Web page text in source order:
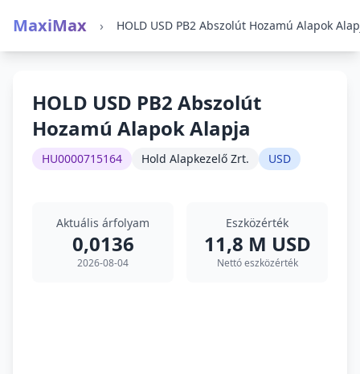
MaxiMax › HOLD USD PB2 Abszolút Hozamú Alapok
HOLD USD PB2 Abszolút
Hozamú Alapok Alapja
HU0000715164 Hold Alapkezelő Zrt. USD
Aktuális árfolyam
0,0136
2026-08-04
Eszközérték
11,8 M USD
Nettó eszközérték